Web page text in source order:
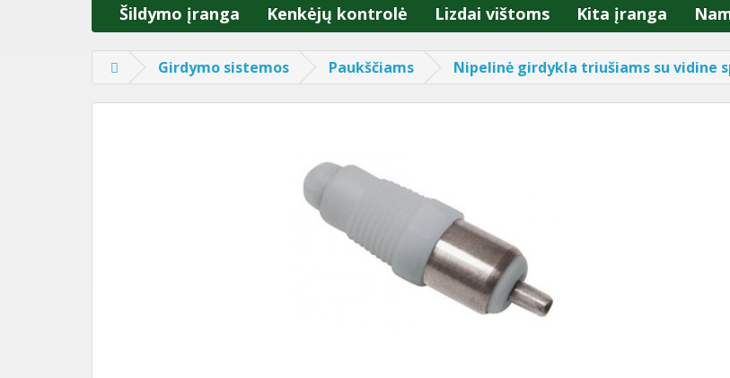
Šildymo įranga
Kenkėjų kontrolė Lizdai vištoms Kita įranga
Girdymo sistemos Paukščiams Nipelinė girdykla triušiams su vidine